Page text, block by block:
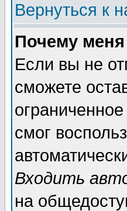
Вернуться к
Почему меня
Если вы не
сможете
смог
Входить
на